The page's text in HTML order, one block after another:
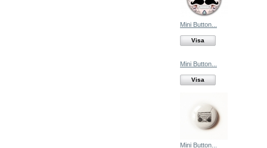
Mini Button...
Visa
Mini Button...
Visa
Mini Button...